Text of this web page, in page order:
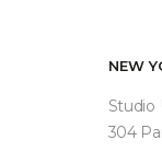
NEW
Studio
304